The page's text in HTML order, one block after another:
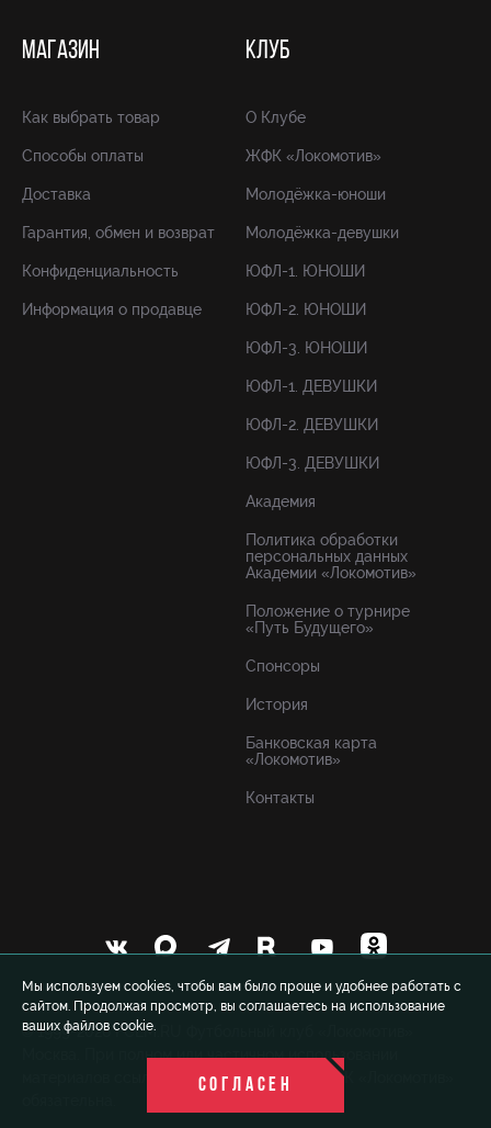
Мы используем cookies, чтобы вам было проще и удобнее работать с
сайтом. Продолжая просмотр, вы соглашаетесь на использование
ваших файлов cookie.
СОГЛАСЕН
МАГАЗИН
Как выбрать товар
Способы оплаты
Доставка
Гарантия, обмен и возврат
Конфиденциальность
Информация о продавце
КЛУБ
О Клубе
ЖФК «Локомотив»
Молодёжка-юноши
Молодёжка-девушки
ЮФЛ-1. ЮНОШИ
ЮФЛ-2. ЮНОШИ
ЮФЛ-3. ЮНОШИ
ЮФЛ-1. ДЕВУШКИ
ЮФЛ-2. ДЕВУШКИ
ЮФЛ-3. ДЕВУШКИ
Академия
Политика обработки
персональных данных
Академии «Локомотив»
Положение о турнире
«Путь Будущего»
Спонсоры
История
Банковская карта
«Локомотив»
Контакты
© 1999-2026 FCLM.RU Футбольный клуб «Локомотив»
Москва. При полном или частичном использовании
материалов ссылка на официальный сайт ФК «Локомотив»